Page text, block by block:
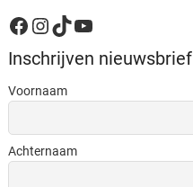
Facebook
Instagram
TikTok
YouTube
Inschrijven nieuwsbrief
Voornaam
Achternaam